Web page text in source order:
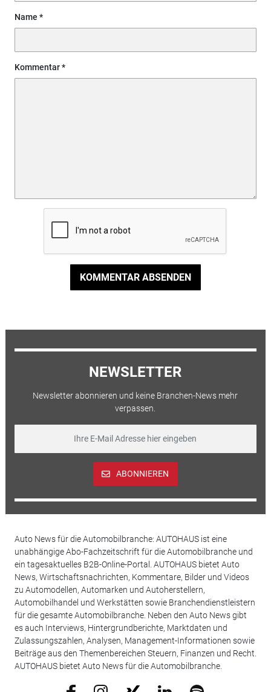
Name
Kommentar
KOMMENTAR ABSENDEN
NEWSLETTER
Newsletter abonnieren und keine Branchen-News mehr
verpassen.
ABONNIEREN
Auto News für die Automobilbranche: AUTOHAUS ist eine
unabhängige Abo-Fachzeitschrift für die Automobilbranche und
ein tagesaktuelles B2B-Online-Portal. AUTOHAUS bietet Auto
News, Wirtschaftsnachrichten, Kommentare, Bilder und Videos
zu Automodellen, Automarken und Autoherstellern,
Automobilhandel und Werkstätten sowie Branchendienstleistern
für die gesamte Automobilbranche. Neben den Auto News gibt
es auch Interviews, Hintergrundberichte, Marktdaten und
Zulassungszahlen, Analysen, Management-Informationen sowie
Beiträge aus den Themenbereichen Steuern, Finanzen und Recht.
AUTOHAUS bietet Auto News für die Automobilbranche.